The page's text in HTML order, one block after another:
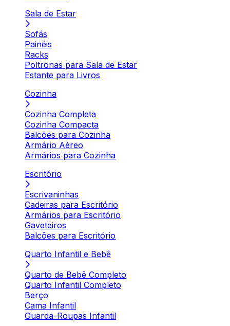
Sala de Estar
Sofás
Painéis
Racks
Poltronas para Sala de Estar
Estante para Livros
Cozinha
Cozinha Completa
Cozinha Compacta
Balcões para Cozinha
Armário Aéreo
Armários para Cozinha
Escritório
Escrivaninhas
Cadeiras para Escritório
Armários para Escritório
Gaveteiros
Balcões para Escritório
Quarto Infantil e Bebê
Quarto de Bebê Completo
Quarto Infantil Completo
Berço
Cama Infantil
Guarda-Roupas Infantil